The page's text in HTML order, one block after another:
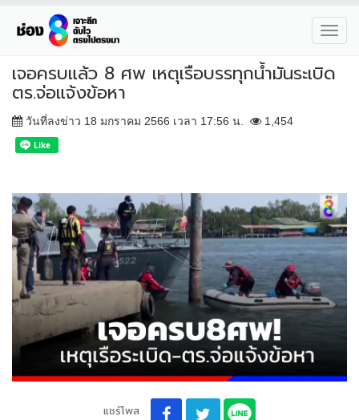
เจอครบแล้ว 8 ศพ เหตุเรือบรรทุกน้ำมันระเบิด
ตร.จ่อแจ้งข้อหา
วันที่ลงข่าว 18 มกราคม 2566 เวลา 17:56 น. 1,454
แชร์โพส